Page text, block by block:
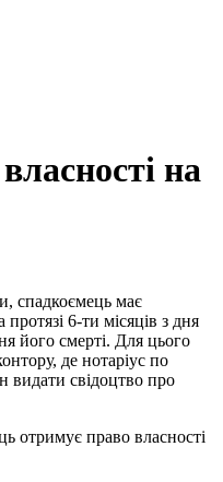
на
спадкоємець має
6-ти місяців з дня
його смерті. Для цього
де нотаріус по
видати свідоцтво про
отримує право власності